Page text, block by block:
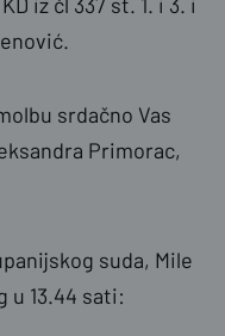
srdačno Vas
Primorac,
suda, Mile
u 13.44 sati: